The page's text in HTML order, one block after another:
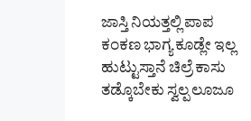
ಜಾಸ್ತಿ ನಿಯತ್ತಲ್ಲಿ ಪಾಪ
ಕಂಕಣ ಭಾಗ್ಯ ಕೂಡ್ಲೇ ಇಲ್ಲ
ಹುಟ್ಟುಸ್ತಾನೆ ಚಿಲ್ರೆ ಕಾಸು
ತಡ್ಕೊಬೇಕು ಸ್ವಲ್ಪ ಲೂಜೂ